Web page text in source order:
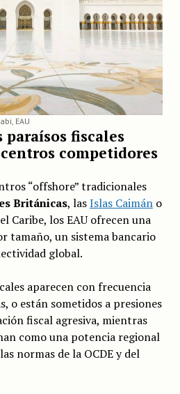
EAU
paraísos fiscales
competidores
“offshore” tradicionales
Británicas, lasIslas Caimáno
Caribe, los EAU ofrecen una
tamaño, un sistema bancario
global.
aparecen con frecuencia
o están sometidos a presiones
fiscal agresiva, mientras
como una potencia regional
normas de la OCDE y del